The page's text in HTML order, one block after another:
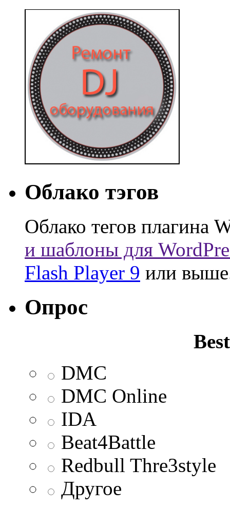
Облако тэгов
Облако тегов плагина
и шаблоны для
Flash Player 9 или
Опрос
DMC
DMC Online
IDA
Beat4Battle
Redbull Thre3style
Другое